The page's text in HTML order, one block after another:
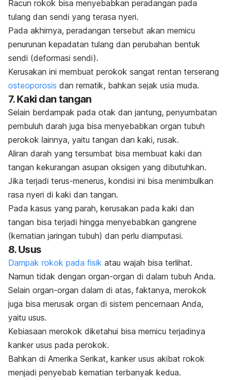
Racun rokok bisa menyebabkan peradangan pada
tulang dan sendi yang terasa nyeri.
Pada akhirnya, peradangan tersebut akan memicu
penurunan kepadatan tulang dan perubahan bentuk
sendi (deformasi sendi).
Kerusakan ini membuat perokok sangat rentan terserang
osteoporosis dan rematik, bahkan sejak usia muda.
7. Kaki dan tangan
Selain berdampak pada otak dan jantung, penyumbatan
pembuluh darah juga bisa menyebabkan organ tubuh
perokok lainnya, yaitu tangan dan kaki, rusak.
Aliran darah yang tersumbat bisa membuat kaki dan
tangan kekurangan asupan oksigen yang dibutuhkan.
Jika terjadi terus-menerus, kondisi ini bisa menimbulkan
rasa nyeri di kaki dan tangan.
Pada kasus yang parah, kerusakan pada kaki dan
tangan bisa terjadi hingga menyebabkan gangrene
(kematian jaringan tubuh) dan perlu diamputasi.
8. Usus
Dampak rokok pada fisik atau wajah bisa terlihat.
Namun tidak dengan organ-organ di dalam tubuh Anda.
Selain organ-organ dalam di atas, faktanya, merokok
juga bisa merusak organ di sistem pencernaan Anda,
yaitu usus.
Kebiasaan merokok diketahui bisa memicu terjadinya
kanker usus pada perokok.
Bahkan di Amerika Serikat, kanker usus akibat rokok
menjadi penyebab kematian terbanyak kedua.